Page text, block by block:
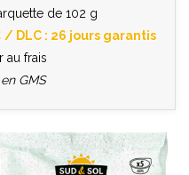
de 102 g
/ DLC : 26 jours garantis
au frais
GMS